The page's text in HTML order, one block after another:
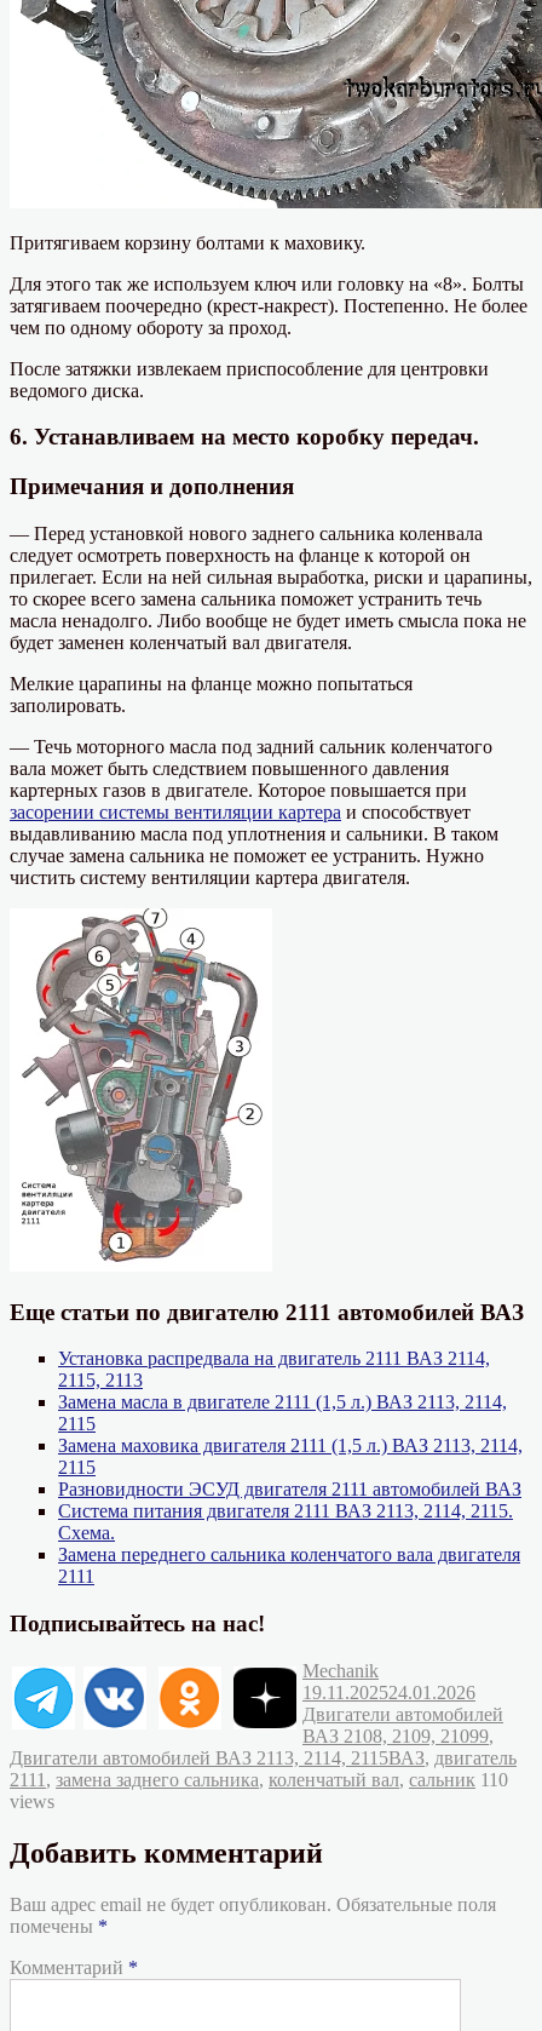
Притягиваем корзину болтами к маховику.
Для этого так же используем ключ или головку на «8». Болты
затягиваем поочередно (крест-накрест). Постепенно. Не более
чем по одному обороту за проход.
После затяжки извлекаем приспособление для центровки
ведомого диска.
6. Устанавливаем на место коробку передач.
Примечания и дополнения
— Перед установкой нового заднего сальника коленвала
следует осмотреть поверхность на фланце к которой он
прилегает. Если на ней сильная выработка, риски и царапины,
то скорее всего замена сальника поможет устранить течь
масла ненадолго. Либо вообще не будет иметь смысла пока не
будет заменен коленчатый вал двигателя.
Мелкие царапины на фланце можно попытаться
заполировать.
— Течь моторного масла под задний сальник коленчатого
вала может быть следствием повышенного давления
картерных газов в двигателе. Которое повышается при
засорении системы вентиляции картера и способствует
выдавливанию масла под уплотнения и сальники. В таком
случае замена сальника не поможет ее устранить. Нужно
чистить систему вентиляции картера двигателя.
Еще статьи по двигателю 2111 автомобилей ВАЗ
Установка распредвала на двигатель 2111 ВАЗ 2114,
2115, 2113
Замена масла в двигателе 2111 (1,5 л.) ВАЗ 2113, 2114,
2115
Замена маховика двигателя 2111 (1,5 л.) ВАЗ 2113, 2114,
2115
Разновидности ЭСУД двигателя 2111 автомобилей ВАЗ
Система питания двигателя 2111 ВАЗ 2113, 2114, 2115.
Схема.
Замена переднего сальника коленчатого вала двигателя
2111
Подписывайтесь на нас!
Автор
MechanikОпубликовано
19.11.202524.01.2026
Двигатели автомобилей
ВАЗ 2108, 2109, 21099,
Двигатели автомобилей ВАЗ 2113, 2114, 2115Метки
ВАЗ, двигатель
2111 , замена заднего сальника, коленчатый вал, сальник 110
views
Добавить комментарий
Ваш адрес email не будет опубликован. Обязательные поля
помечены *
Комментарий *